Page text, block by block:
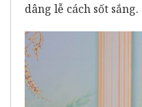
dâng lễ cách sốt sắng.